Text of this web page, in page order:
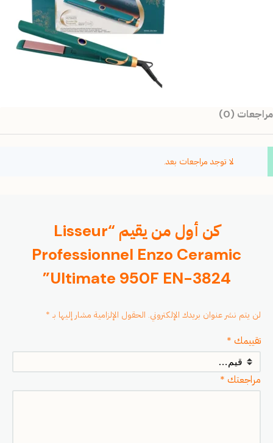
مراجعات (0)
لا توجد مراجعات بعد.
كن أول من يقيم “Lisseur
Professionnel Enzo Ceramic
Ultimate 950F EN-3824”
لن يتم نشر عنوان بريدك الإلكتروني. الحقول الإلزامية مشار إليها بـ *
تقييمك *
مراجعتك *